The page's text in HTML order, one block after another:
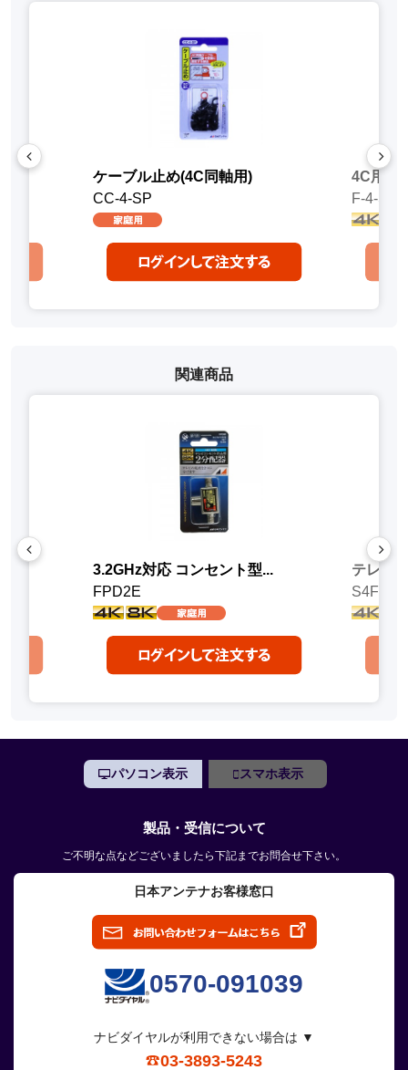
ケーブル止め(4C同軸用)
CC-4-SP
4C用F
F-4-SP
関連商品
3.2GHz対応 コンセント型...
FPD2E
テレビ
パソコン表示 スマホ表示
製品・受信について
ご不明な点などございましたら下記までお問合せ下さい。
日本アンテナお客様窓口
0570-091039
ナビダイヤルが利用できない場合は ▼
03-3893-5243